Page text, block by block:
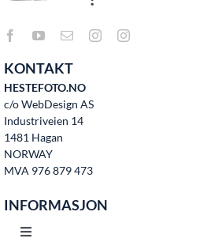
KONTAKT
HESTEFOTO.NO
c/o WebDesign AS
Industriveien 14
1481 Hagan
NORWAY
MVA 976 879 473
INFORMASJON
Toggle